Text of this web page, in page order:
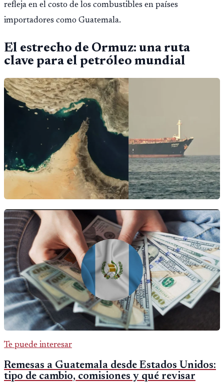
refleja en el costo de los combustibles en países
importadores como Guatemala.
El estrecho de Ormuz: una ruta
clave para el petróleo mundial
Te puede interesar
Remesas a Guatemala desde Estados Unidos:
tipo de cambio, comisiones y qué revisar